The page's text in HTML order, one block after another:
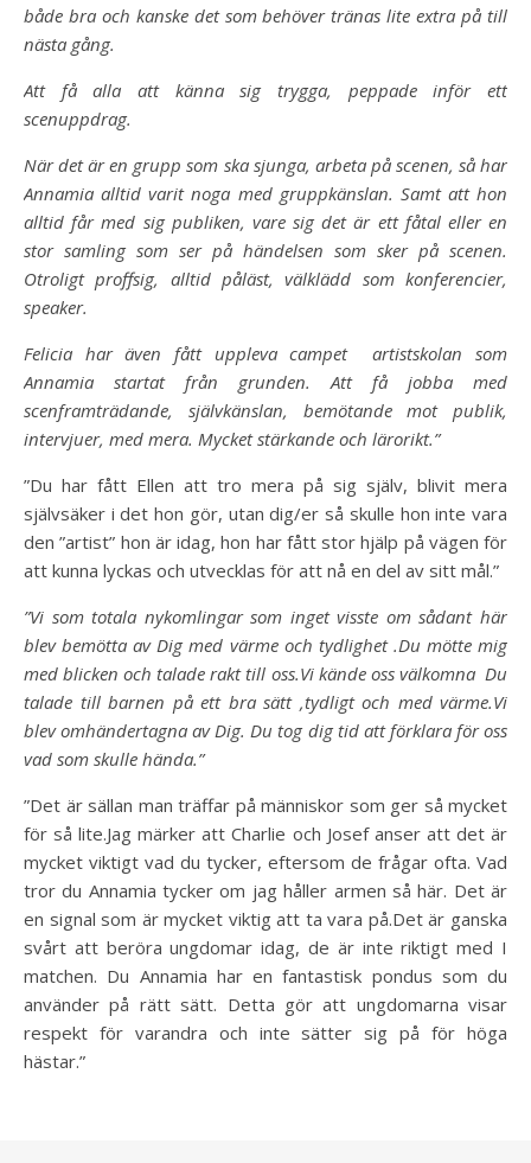
både bra och kanske det som behöver tränas lite extra på till
nästa gång.
Att få alla att känna sig trygga, peppade inför ett
scenuppdrag.
När det är en grupp som ska sjunga, arbeta på scenen, så har
Annamia alltid varit noga med gruppkänslan. Samt att hon
alltid får med sig publiken, vare sig det är ett fåtal eller en
stor samling som ser på händelsen som sker på scenen.
Otroligt proffsig, alltid påläst, välklädd som konferencier,
speaker.
Felicia har även fått uppleva campet artistskolan som
Annamia startat från grunden.
Att få jobba med
scenframträdande, självkänslan, bemötande mot publik,
intervjuer, med mera. Mycket stärkande och lärorikt.”
”Du har fått Ellen att tro mera på sig själv, blivit mera
självsäker i det hon gör, utan dig/er så skulle hon inte vara
den ”artist” hon är idag, hon har fått stor hjälp på vägen för
att kunna lyckas och utvecklas för att nå en del av sitt mål.”
”Vi som totala nykomlingar som inget visste om sådant här
blev bemötta av Dig med värme och tydlighet .Du mötte mig
med blicken och talade rakt till oss.Vi kände oss välkomna Du
talade till barnen på ett bra sätt ,tydligt och med värme.Vi
blev omhändertagna av Dig. Du tog dig tid att förklara för oss
vad som skulle hända.”
”Det är sällan man träffar på människor som ger så mycket
för så lite.Jag märker att Charlie och Josef anser att det är
mycket viktigt vad du tycker, eftersom de frågar ofta. Vad
tror du Annamia tycker om jag håller armen så här. Det är
en signal som är mycket viktig att ta vara på.Det är ganska
svårt att beröra ungdomar idag, de är inte riktigt med I
matchen. Du Annamia har en fantastisk pondus som du
använder på rätt sätt. Detta gör att ungdomarna visar
respekt för varandra och inte sätter sig på för höga
hästar.”